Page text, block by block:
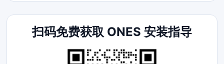
扫码免费获取 ONES 安装指导